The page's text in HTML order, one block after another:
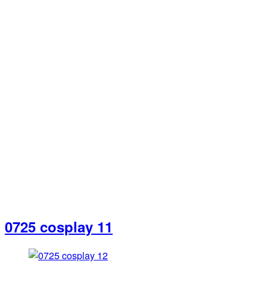
0725 cosplay 11